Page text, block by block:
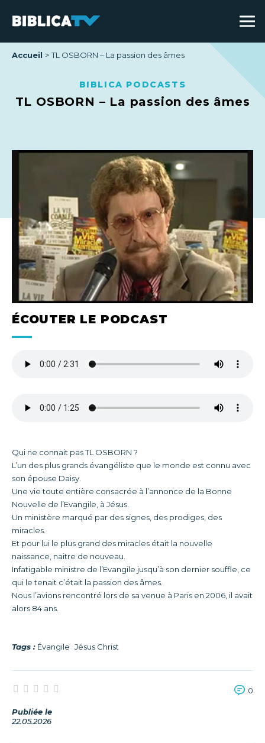
Accueil TL OSBORN – La passion des âmes
BIBLICA PODCASTS
TL OSBORN – La passion des âmes
ÉCOUTER LE PODCAST
Qui ne connait pas TL OSBORN ?
L’un des plus grands évangéliste que le monde est connu avec
son épouse Daisy.
Une vie toute entière consacrée à l’annonce de la Bonne
Nouvelle de l’Evangile, à Jésus.
Un ministère marqué par des signes, des prodiges, des
miracles.
Et pour lui le plus grand des miracles était la nouvelle
naissance, naitre de nouveau.
Infatigable ministre de l’Evangile jusqu’à son dernier souffle, ce
qui le tenait c’était la passion des âmes.
Nous l’avions rencontré lors de sa venue à Paris en 2006, il avait
alors 84 ans.
Tags : Évangile Jésus Christ
0
Publiée le
22.05.2026